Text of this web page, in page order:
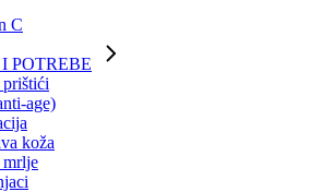
C
POTREBE
age)
koža
mrlje